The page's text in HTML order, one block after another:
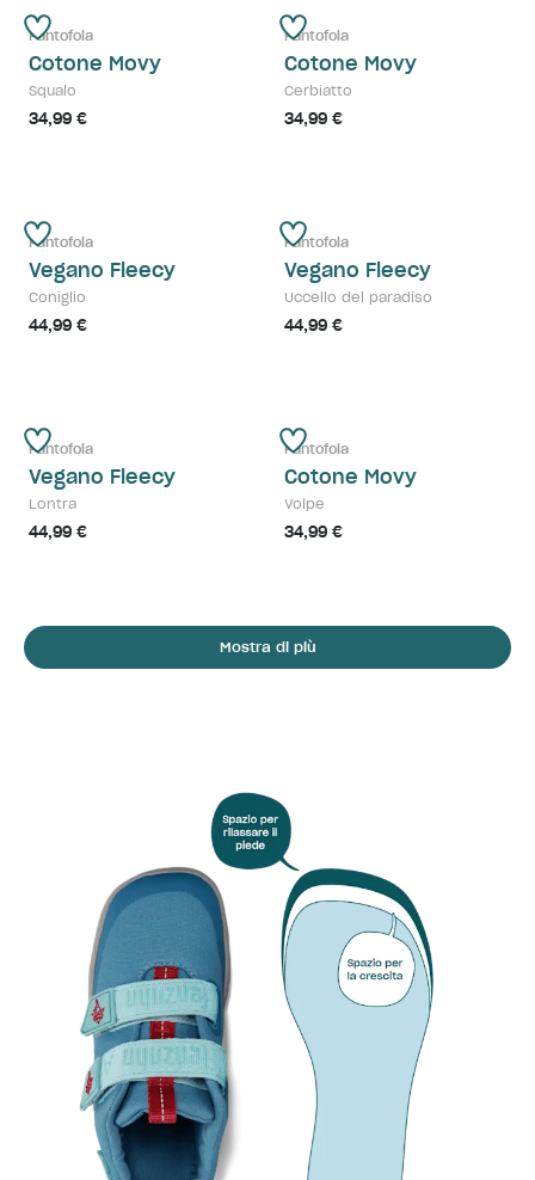
Pantofola
Cotone Movy
Squalo
34,99 €
Pantofola
Cotone Movy
Cerbiatto
34,99 €
Pantofola
Vegano Fleecy
Coniglio
44,99 €
Pantofola
Vegano Fleecy
Uccello del paradiso
44,99 €
Pantofola
Vegano Fleecy
Lontra
44,99 €
Pantofola
Cotone Movy
Volpe
34,99 €
Mostra di più